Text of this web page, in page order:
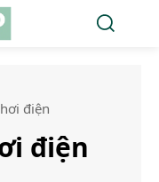
điện
điện